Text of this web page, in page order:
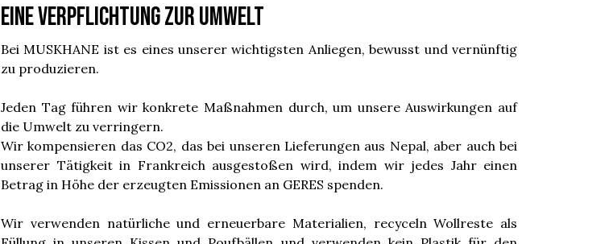
Eine Verpflichtung zur Umwelt
Bei MUSKHANE ist es eines unserer wichtigsten Anliegen, bewusst und vernünftig
zu produzieren.
Jeden Tag führen wir konkrete Maßnahmen durch, um unsere Auswirkungen auf
die Umwelt zu verringern.
Wir kompensieren das CO2, das bei unseren Lieferungen aus Nepal, aber auch bei
unserer Tätigkeit in Frankreich ausgestoßen wird, indem wir jedes Jahr einen
Betrag in Höhe der erzeugten Emissionen an GERES spenden.
Wir verwenden natürliche und erneuerbare Materialien, recyceln Wollreste als